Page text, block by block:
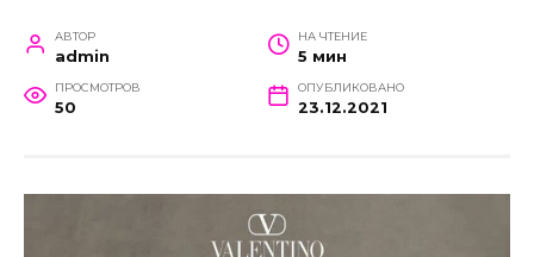
АВТОР
admin
НА ЧТЕНИЕ
5 мин
ПРОСМОТРОВ
50
ОПУБЛИКОВАНО
23.12.2021